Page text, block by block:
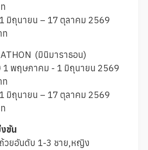
มิถุนายน – 17 ตุลาคม 2569
ท
(มินิมาราธอน)
1 พฤษภาคม - 1 มิถุนายน 2569
ท
มิถุนายน – 17 ตุลาคม 2569
ขัน
วยอันดับ 1-3 ชาย,หญิง